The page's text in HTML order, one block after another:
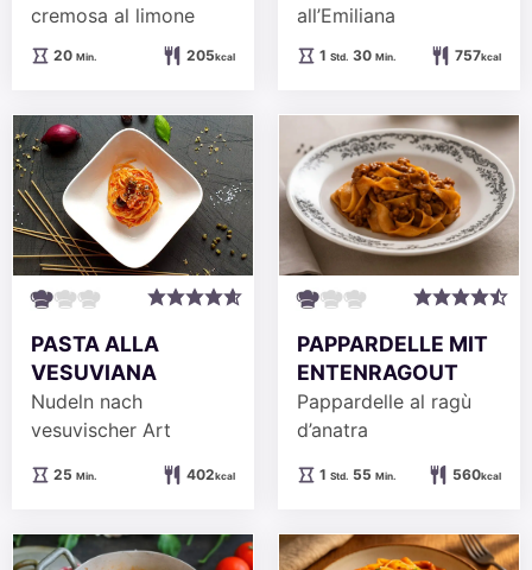
cremosa al limone
20Minuten
Min. 205kcal
all’Emiliana
1Stunde
Std. 30Minuten
Min. 757kcal
PASTA ALLA
VESUVIANA
Nudeln nach
vesuvischer Art
25Minuten
Min. 402kcal
PAPPARDELLE MIT
ENTENRAGOUT
Pappardelle al ragù
d’anatra
1Stunde
Std. 55Minuten
Min. 560kcal